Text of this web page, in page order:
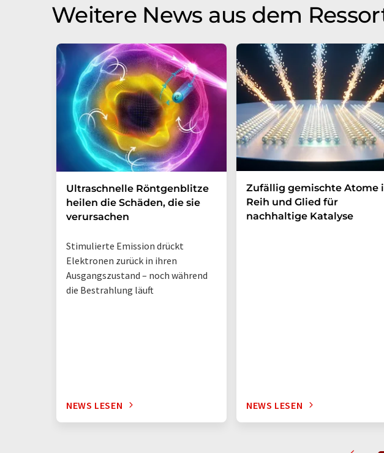
Weitere News aus dem
Ultraschnelle Röntgenblitze
heilen die Schäden, die sie
verursachen
Stimulierte Emission drückt
Elektronen zurück in ihren
Ausgangszustand – noch während
die Bestrahlung läuft
NEWS LESEN
Zufällig gemischte Atome
Reih und Glied für
nachhaltige Katalyse
NEWS LESEN